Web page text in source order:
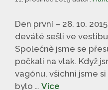
Den první – 28. 10.
deváté sešli ve
Společně jsme se
počkali na vlak. Když
vagónu, všichni jsme
bylo … Více